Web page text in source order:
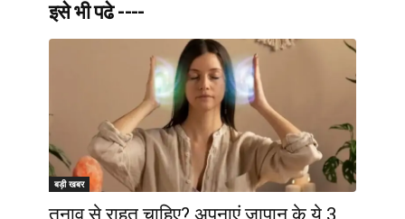
इसे भी पढे ----
बड़ी खबर
तनाव से राहत चाहिए? अपनाएं जापान के ये 3